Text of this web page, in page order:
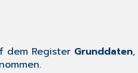
dem Register Grunddaten